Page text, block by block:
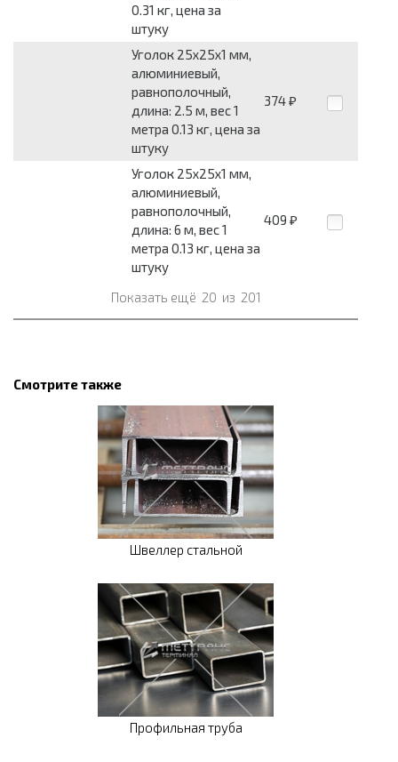
0.31 кг, цена за
штуку
Уголок 25x25x1 мм,
алюминиевый,
равнополочный,
длина: 2.5 м, вес 1
метра 0.13 кг, цена за
штуку
374 ₽
Уголок 25x25x1 мм,
алюминиевый,
равнополочный,
длина: 6 м, вес 1
метра 0.13 кг, цена за
штуку
409 ₽
Показать ещё 20 из 201
Смотрите также
Швеллер стальной
Профильная труба